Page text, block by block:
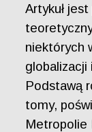
Artykuł
niektórych
globalizacji
Podstawą
tomy,
Metropolie